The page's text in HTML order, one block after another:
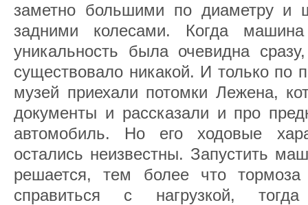
заметно большими по диаметру и
задними колесами. Когда
уникальность была очевидна
существовало никакой. И только по
музей приехали потомки Лежена,
документы и рассказали и про
автомобиль. Но его ходовые
остались неизвестны. Запустить
решается, тем более что
справиться с нагрузкой,